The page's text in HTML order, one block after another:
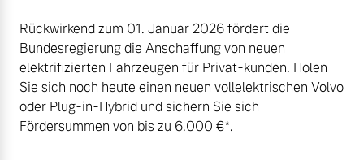
Rückwirkend zum 01. Januar 2026 fördert die
Bundesregierung die Anschaffung von neuen
elektrifizierten Fahrzeugen für Privat-kunden. Holen
Sie sich noch heute einen neuen vollelektrischen Volvo
oder Plug-in-Hybrid und sichern Sie sich
Fördersummen von bis zu 6.000 €⁠*.